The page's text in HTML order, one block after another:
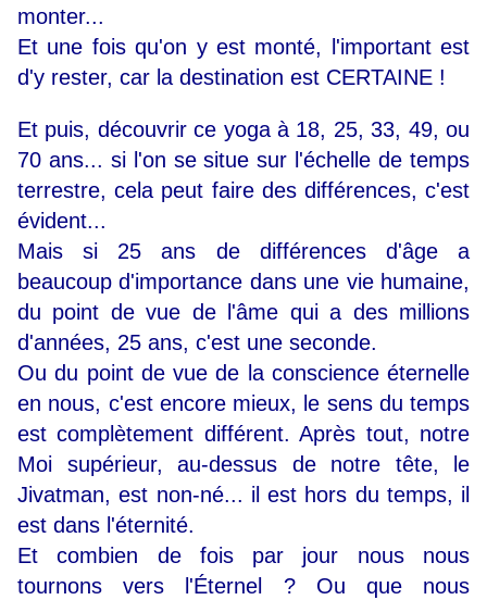
monter...
Et une fois qu'on y est monté, l'important est
d'y rester, car la destination est CERTAINE !
Et puis, découvrir ce yoga à 18, 25, 33, 49, ou
70 ans... si l'on se situe sur l'échelle de temps
terrestre, cela peut faire des différences, c'est
évident...
Mais si 25 ans de différences d'âge a
beaucoup d'importance dans une vie humaine,
du point de vue de l'âme qui a des millions
d'années, 25 ans, c'est une seconde.
Ou du point de vue de la conscience éternelle
en nous, c'est encore mieux, le sens du temps
est complètement différent. Après tout, notre
Moi supérieur, au-dessus de notre tête, le
Jivatman, est non-né... il est hors du temps, il
est dans l'éternité.
Et combien de fois par jour nous nous
tournons vers l'Éternel ? Ou que nous